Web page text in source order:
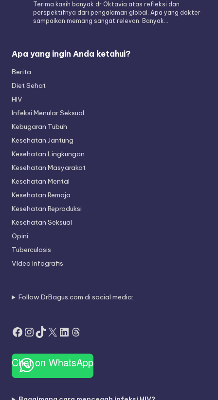
Terima kasih banyak dr Oktavia atas refleksi dan
perspektifnya dari pengalaman global. Apa yang dokter
sampaikan memang sangat relevan. Banyak…
Apa yang ingin Anda ketahui?
Berita
Diet Sehat
HIV
Infeksi Menular Seksual
Kebugaran Tubuh
Kesehatan Jantung
Kesehatan Lingkungan
Kesehatan Masyarakat
Kesehatan Mental
Kesehatan Remaja
Kesehatan Reproduksi
Kesehatan Seksual
Opini
Tuberculosis
VIdeo Infografis
Follow DrBagus.com di social media:
Facebook
Instagram
TikTok
X LinkedIn
Threads
Chat on WhatsApp